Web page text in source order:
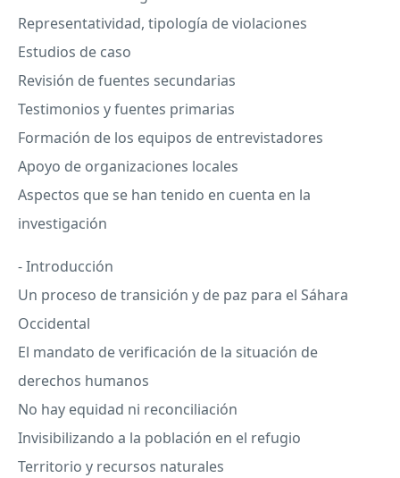
Representatividad, tipología de violaciones
Estudios de caso
Revisión de fuentes secundarias
Testimonios y fuentes primarias
Formación de los equipos de entrevistadores
Apoyo de organizaciones locales
Aspectos que se han tenido en cuenta en la
investigación
- Introducción
Un proceso de transición y de paz para el Sáhara
Occidental
El mandato de verificación de la situación de
derechos humanos
No hay equidad ni reconciliación
Invisibilizando a la población en el refugio
Territorio y recursos naturales